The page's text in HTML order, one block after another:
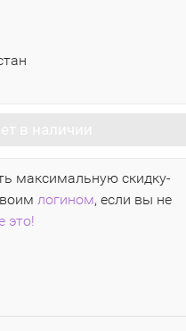
максимальную скидку-
логином, если вы не
это!